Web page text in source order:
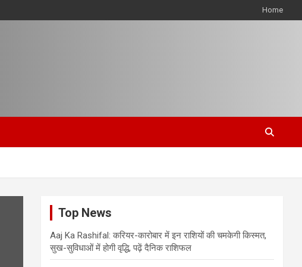
Home
Top News
Aaj Ka Rashifal: करियर-कारोबार में इन राशियों की चमकेगी किस्मत,
सुख-सुविधाओं में होगी वृद्धि, पढ़ें दैनिक राशिफल